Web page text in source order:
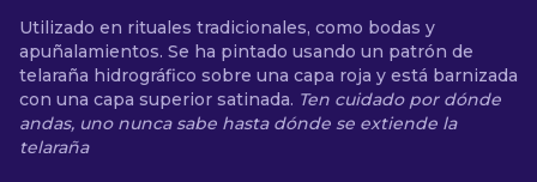
Utilizado en rituales tradicionales, como bodas y
apuñalamientos. Se ha pintado usando un patrón de
telaraña hidrográfico sobre una capa roja y está barnizada
con una capa superior satinada. Ten cuidado por dónde
andas, uno nunca sabe hasta dónde se extiende la
telaraña